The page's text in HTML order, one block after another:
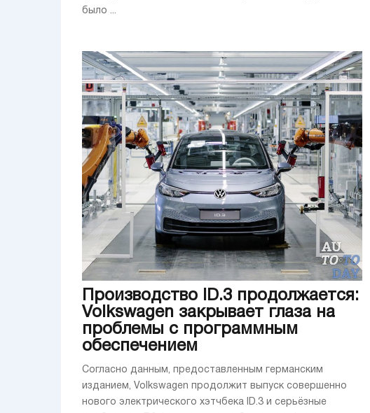
было ...
Производство ID.3 продолжается:
Volkswagen закрывает глаза на
проблемы с программным
обеспечением
Согласно данным, предоставленным германским
изданием, Volkswagen продолжит выпуск совершенно
нового электрического хэтчбека ID.3 и серьёзные